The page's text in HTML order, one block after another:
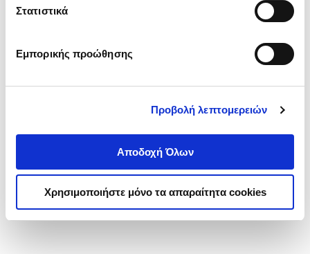
Στατιστικά
Εμπορικής προώθησης
Προβολή λεπτομερειών
Αποδοχή Όλων
Χρησιμοποιήστε μόνο τα απαραίτητα cookies